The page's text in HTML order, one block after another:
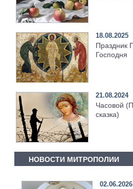
18.08.2025
Праздник Преображения
Господня
21.08.2024
Часовой (Преображенская
сказка)
НОВОСТИ МИТРОПОЛИИ
02.06.2026